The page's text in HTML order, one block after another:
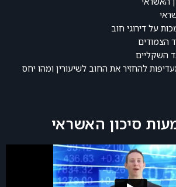
על דירוגי חוב
הצמודים
השקליים
להחזיר את החוב לשיעורין ומהו יחס
סיכון האשראי